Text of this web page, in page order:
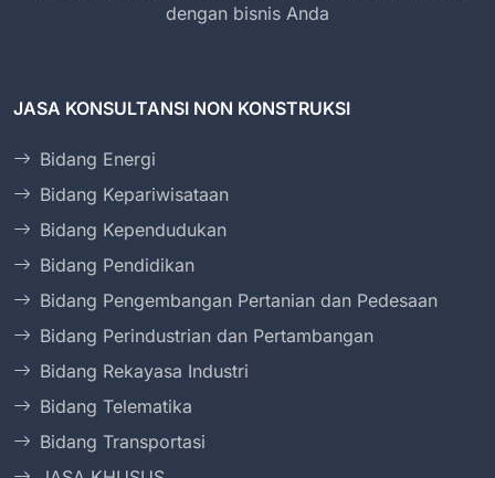
dengan bisnis Anda
JASA KONSULTANSI NON KONSTRUKSI
Bidang Energi
Bidang Kepariwisataan
Bidang Kependudukan
Bidang Pendidikan
Bidang Pengembangan Pertanian dan Pedesaan
Bidang Perindustrian dan Pertambangan
Bidang Rekayasa Industri
Bidang Telematika
Bidang Transportasi